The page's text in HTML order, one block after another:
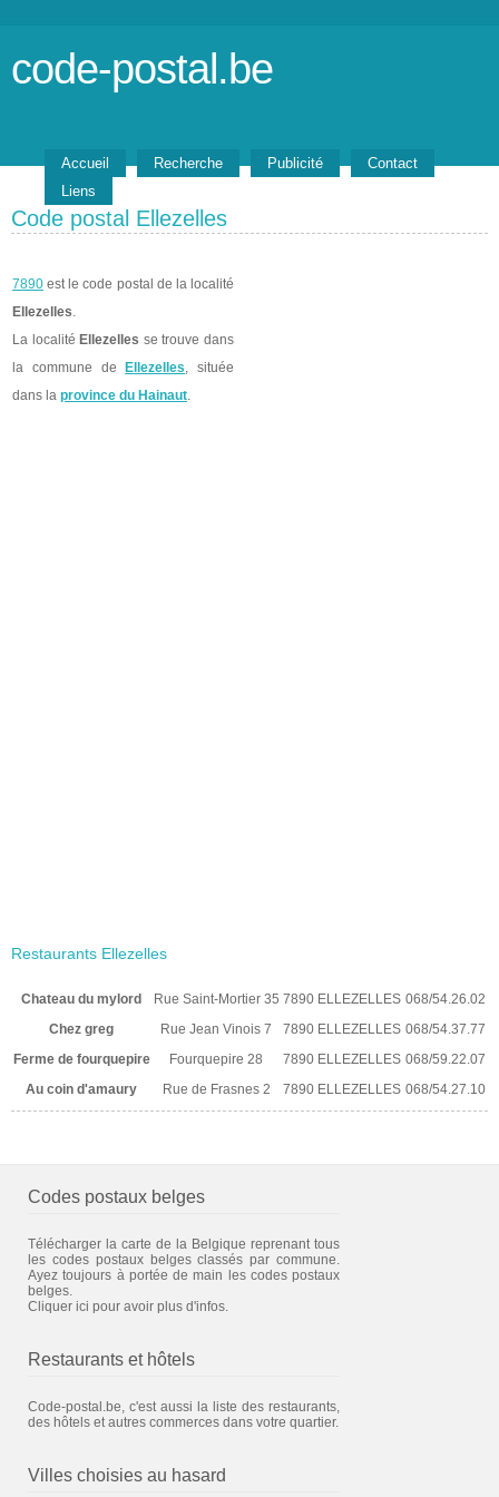
code-postal.be
Accueil Recherche Publicité
Contact
Liens
Code postal Ellezelles
7890 est le code postal de la localité
Ellezelles.
La localité Ellezelles se trouve dans
la commune de
Ellezelles, située
dans la province du Hainaut.
Restaurants Ellezelles
Chateau du mylord Rue Saint-Mortier 35 7890 ELLEZELLES 068/54.26.02
Chez greg
Rue Jean Vinois 7 7890 ELLEZELLES 068/54.37.77
Ferme de fourquepire
Fourquepire 28 7890 ELLEZELLES 068/59.22.07
Au coin d'amaury
Rue de Frasnes 2 7890 ELLEZELLES 068/54.27.10
Codes postaux belges
Télécharger la carte de la Belgique reprenant tous
les codes postaux belges classés par commune.
Ayez toujours à portée de main les codes postaux
belges.
Cliquer ici pour avoir plus d'infos.
Restaurants et hôtels
Code-postal.be, c'est aussi la liste des restaurants,
des hôtels et autres commerces dans votre quartier.
Villes choisies au hasard